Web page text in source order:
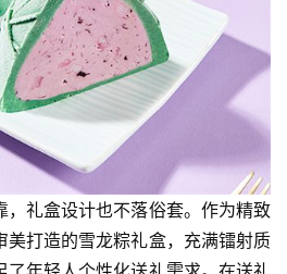
礼盒设计也不落俗套。作为精致
美打造的雪龙粽礼盒，充满镭射质